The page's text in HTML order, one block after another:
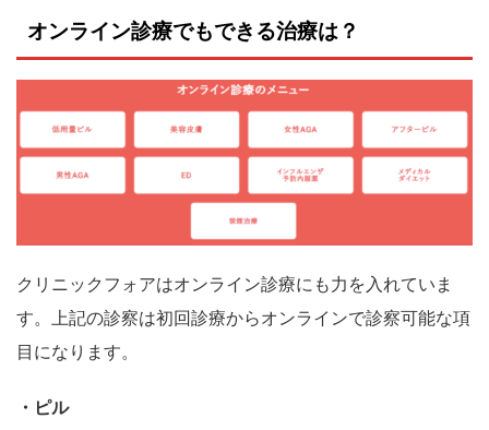
オンライン診療でもできる治療は？
クリニックフォアはオンライン診療にも力を入れていま
す。上記の診察は初回診療からオンラインで診察可能な項
目になります。
・ピル